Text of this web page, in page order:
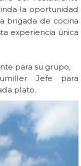
la oportunidad
brigada de cocina
experiencia única
para su grupo,
Jefe para
plato.